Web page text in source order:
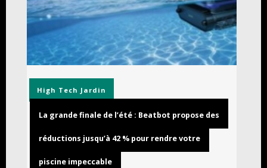
High Tech Jardin
La grande finale de l’été : Beatbot propose des
réductions jusqu’à 42 % pour rendre votre
piscine impeccable